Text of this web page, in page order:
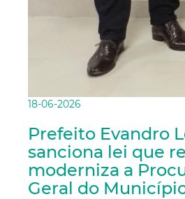
18-06-2026
Prefeito Evandro
sanciona lei que
moderniza a
Geral do